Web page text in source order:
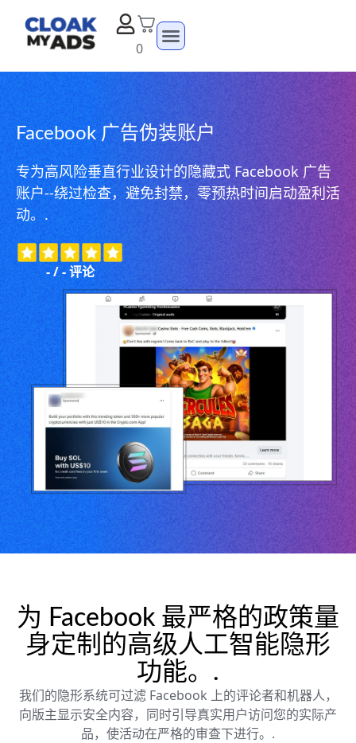
0
Facebook 广告伪装账户
专为高风险垂直行业设计的隐藏式 Facebook 广告
账户--绕过检查，避免封禁，零预热时间启动盈利活
动。.
-/-评论
为 Facebook 最严格的政策量
身定制的高级人工智能隐形
功能。.
我们的隐形系统可过滤 Facebook 上的评论者和机器人，
向版主显示安全内容，同时引导真实用户访问您的实际产
品，使活动在严格的审查下进行。.